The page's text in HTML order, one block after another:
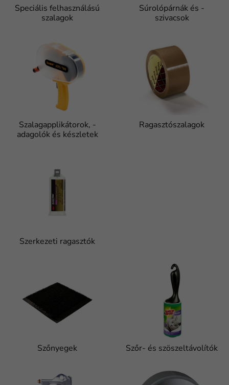
Speciális felhasználású
szalagok
Súrolópárnák és -
szivacsok
Szalagapplikátorok, -
adagolók és készletek
Ragasztószalagok
Szerkezeti ragasztók
Szőnyegek Szőr- és szöszeltávolítók